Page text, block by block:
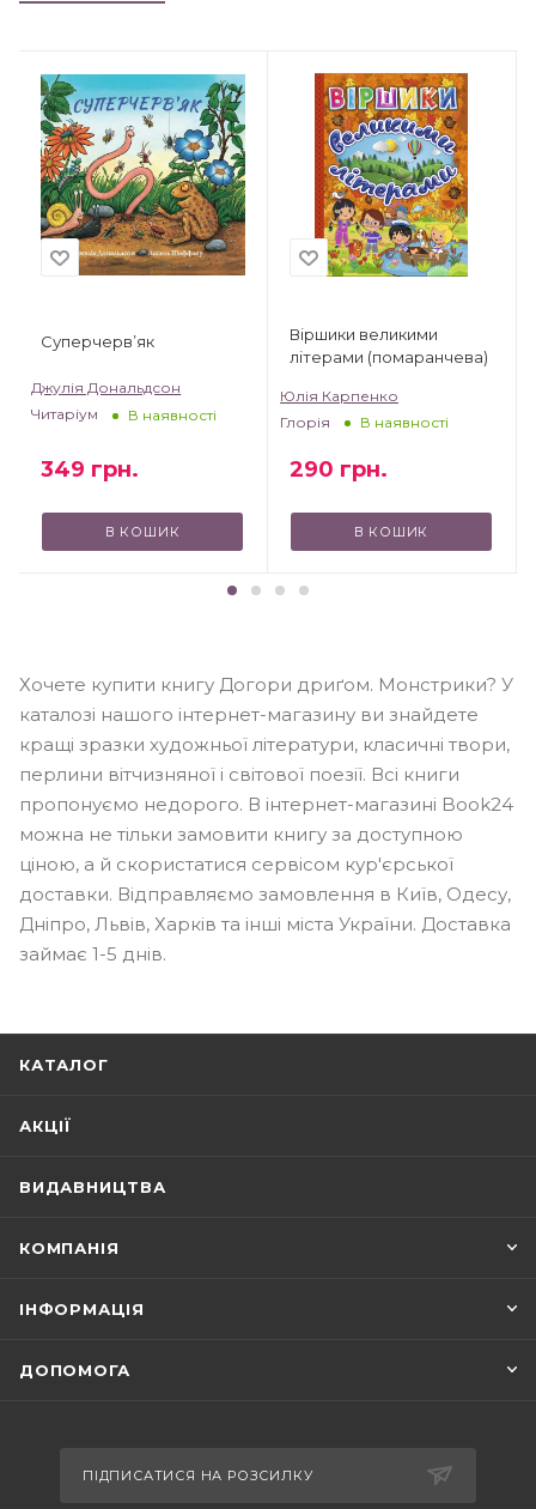
Суперчерв’як
Джулія Дональдсон
Читаріум
В наявності
349 грн.
В КОШИК
Віршики великими
літерами (помаранчева)
Юлія Карпенко
Глорія
В наявності
290 грн.
В КОШИК
Хочете купити книгу Догори дриґом. Монстрики? У
каталозі нашого інтернет-магазину ви знайдете
кращі зразки художньої літератури, класичні твори,
перлини вітчизняної і світової поезії. Всі книги
пропонуємо недорого. В інтернет-магазині Book24
можна не тільки замовити книгу за доступною
ціною, а й скористатися сервісом кур'єрської
доставки. Відправляємо замовлення в Київ, Одесу,
Дніпро, Львів, Харків та інші міста України. Доставка
займає 1-5 днів.
КАТАЛОГ
АКЦІЇ
ВИДАВНИЦТВА
КОМПАНІЯ
ІНФОРМАЦІЯ
ДОПОМОГА
ПІДПИСАТИСЯ НА РОЗСИЛКУ